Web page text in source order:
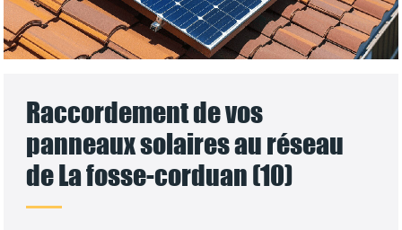
Raccordement de vos
panneaux solaires au réseau
de La fosse-corduan (10)